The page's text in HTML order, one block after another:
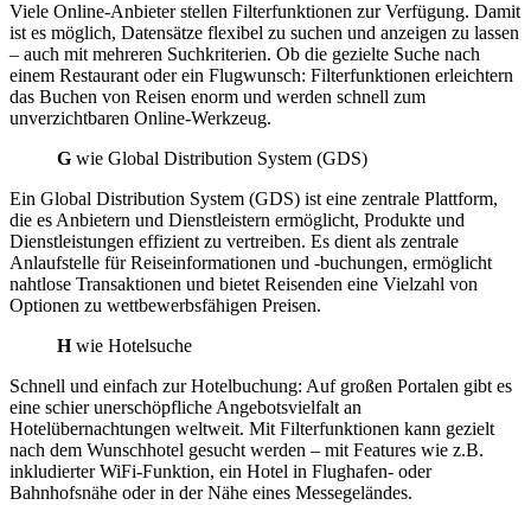
Viele Online-Anbieter stellen Filterfunktionen zur Verfügung. Damit
ist es möglich, Datensätze flexibel zu suchen und anzeigen zu lassen
– auch mit mehreren Suchkriterien. Ob die gezielte Suche nach
einem Restaurant oder ein Flugwunsch: Filterfunktionen erleichtern
das Buchen von Reisen enorm und werden schnell zum
unverzichtbaren Online-Werkzeug.
G wie Global Distribution System (GDS)
Ein Global Distribution System (GDS) ist eine zentrale Plattform,
die es Anbietern und Dienstleistern ermöglicht, Produkte und
Dienstleistungen effizient zu vertreiben. Es dient als zentrale
Anlaufstelle für Reiseinformationen und -buchungen, ermöglicht
nahtlose Transaktionen und bietet Reisenden eine Vielzahl von
Optionen zu wettbewerbsfähigen Preisen.
Hwie Hotelsuche
Schnell und einfach zur Hotelbuchung: Auf großen Portalen gibt es
eine schier unerschöpfliche Angebotsvielfalt an
Hotelübernachtungen weltweit. Mit Filterfunktionen kann gezielt
nach dem Wunschhotel gesucht werden – mit Features wie z.B.
inkludierter WiFi-Funktion, ein Hotel in Flughafen- oder
Bahnhofsnähe oder in der Nähe eines Messegeländes.